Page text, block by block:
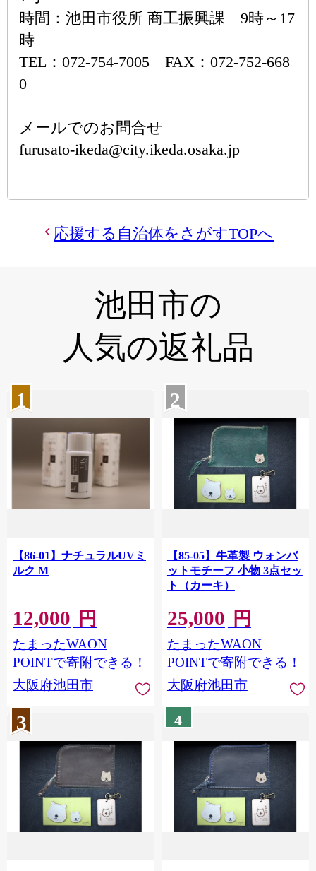
時間：池田市役所 商工振興課 9時～17
時
TEL：072-754-7005 FAX：072-752-668
0
メールでのお問合せ
furusato-ikeda@city.ikeda.osaka.jp
応援する自治体をさがすTOPへ
池田市の
人気の返礼品
1
【86-01】ナチュラルUVミ
ルク M
12,000 円
たまったWAON
POINTで寄附できる！
大阪府池田市
2
【85-05】牛革製 ウォンバ
ットモチーフ 小物 3点セッ
ト（カーキ）
25,000 円
たまったWAON
POINTで寄附できる！
大阪府池田市
3 4